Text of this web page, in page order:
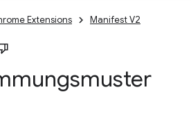
Extensions Manifest V2